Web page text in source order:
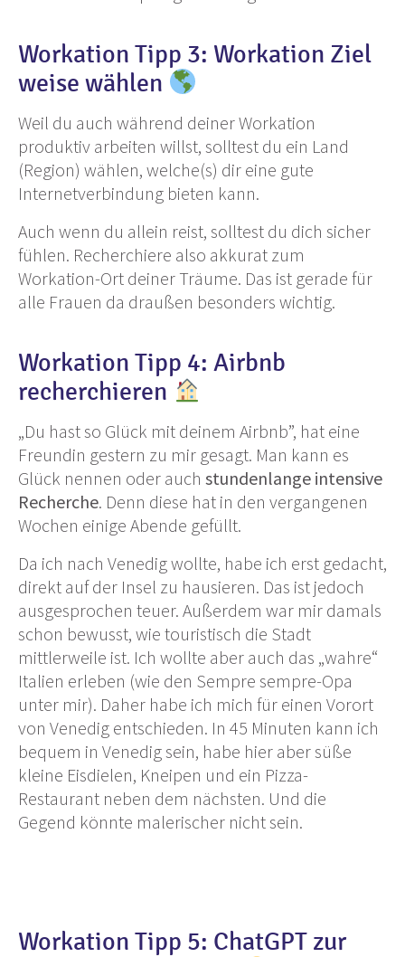
Workation Tipp 3: Workation Ziel
weise wählen
Weil du auch während deiner Workation
produktiv arbeiten willst, solltest du ein Land
(Region) wählen, welche(s) dir eine gute
Internetverbindung bieten kann.
Auch wenn du allein reist, solltest du dich sicher
fühlen. Recherchiere also akkurat zum
Workation-Ort deiner Träume. Das ist gerade für
alle Frauen da draußen besonders wichtig.
Workation Tipp 4: Airbnb
recherchieren
„Du hast so Glück mit deinem Airbnb”, hat eine
Freundin gestern zu mir gesagt. Man kann es
Glück nennen oder auch stundenlange intensive
Recherche. Denn diese hat in den vergangenen
Wochen einige Abende gefüllt.
Da ich nach Venedig wollte, habe ich erst gedacht,
direkt auf der Insel zu hausieren. Das ist jedoch
ausgesprochen teuer. Außerdem war mir damals
schon bewusst, wie touristisch die Stadt
mittlerweile ist. Ich wollte aber auch das „wahre“
Italien erleben (wie den Sempre sempre-Opa
unter mir). Daher habe ich mich für einen Vorort
von Venedig entschieden. In 45 Minuten kann ich
bequem in Venedig sein, habe hier aber süße
kleine Eisdielen, Kneipen und ein Pizza-
Restaurant neben dem nächsten. Und die
Gegend könnte malerischer nicht sein.
Workation Tipp 5: ChatGPT zur